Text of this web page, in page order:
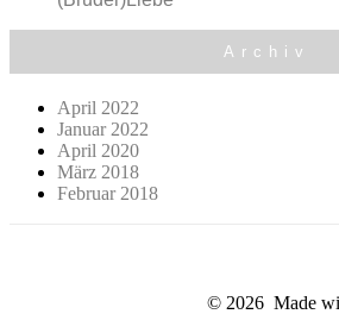
Archiv
April 2022
Januar 2022
April 2020
März 2018
Februar 2018
© 2026 Made